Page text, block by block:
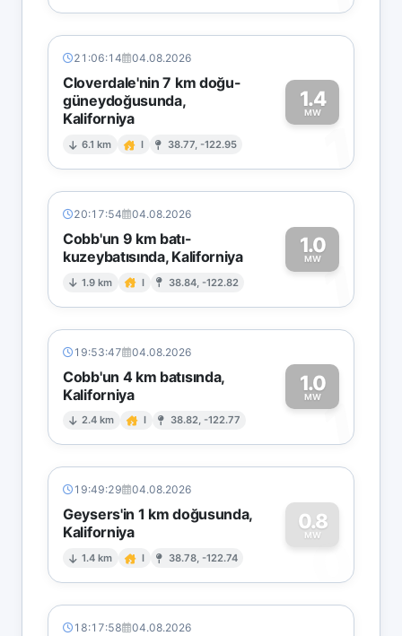
21:06:14 04.08.2026
Cloverdale'nin 7 km doğu-
güneydoğusunda,
Kaliforniya
6.1 km I 38.77, -122.95
1.4
MW
1
20:17:54 04.08.2026
Cobb'un 9 km batı-
kuzeybatısında, Kaliforniya
1.9 km I 38.84, -122.82
1.0
MW1
19:53:47 04.08.2026
Cobb'un 4 km batısında,
Kaliforniya
2.4 km I 38.82, -122.77
1.0
MW1
19:49:29 04.08.2026
Geysers'in 1 km doğusunda,
Kaliforniya
1.4 km I 38.78, -122.74
0.8
MW
0
18:17:58 04.08.2026